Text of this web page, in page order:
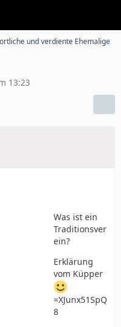
und verdiente Ehemalige
13:23
Was ist ein
Traditionsver
ein?
Erklärung
vom Küpper
=XJunx51SpQ
8